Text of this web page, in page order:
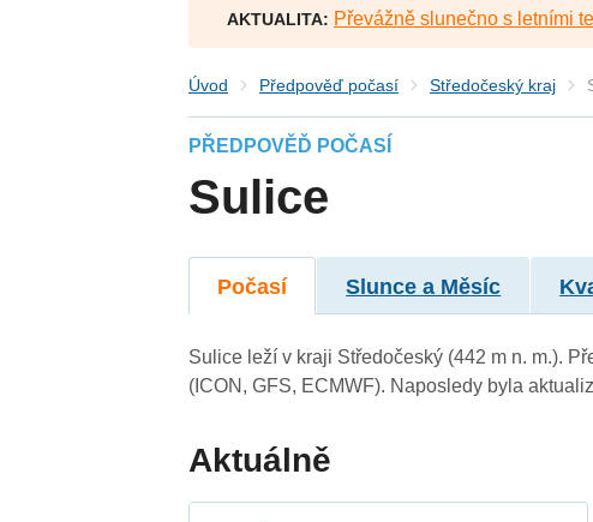
AKTUALITA: Převážně slunečno s letními
Úvod Předpověď počasí Středočeský kraj
PŘEDPOVĚĎ POČASÍ
Sulice
Počasí Slunce a Měsíc
Sulice leží v kraji Středočeský (442 m n. m.).
(ICON, GFS, ECMWF). Naposledy byla
Aktuálně